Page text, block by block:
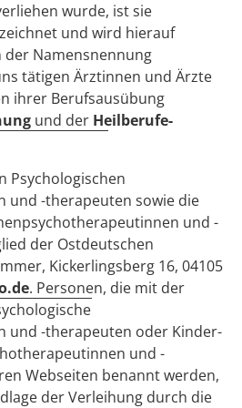
wurde, ist sie
und wird hierauf
der Namensnennung
tätigen Ärztinnen und Ärzte
ihrer Berufsausübung
und der Heilberufe-
Psychologischen
und -therapeuten sowie die
und -
der Ostdeutschen
Kickerlingsberg 16, 04105
. Personen, die mit der
und -therapeuten oder Kinder-
und -
Webseiten benannt werden,
der Verleihung durch die